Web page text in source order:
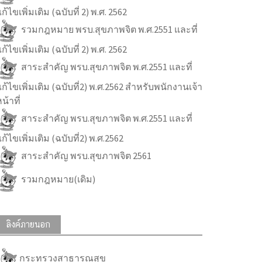
ไขเพิ่มเติม (ฉบับที่ 2) พ.ศ. 2562
รวมกฎหมาย พรบ.สุขภาพจิต พ.ศ.2551 และที่
ไขเพิ่มเติม (ฉบับที่ 2) พ.ศ. 2562
สาระสำคัญ พรบ.สุขภาพจิต พ.ศ.2551 และที่
ไขเพิ่มเติม (ฉบับที่2) พ.ศ.2562 สำหรับพนักงานเจ้า
น้าที่
สาระสำคัญ พรบ.สุขภาพจิต พ.ศ.2551 และที่
ไขเพิ่มเติม (ฉบับที่2) พ.ศ.2562
สาระสำคัญ พรบ.สุขภาพจิต 2561
รวมกฎหมาย(เดิม)
ลิงค์ภายนอก
กระทรวงสาธารณสุข